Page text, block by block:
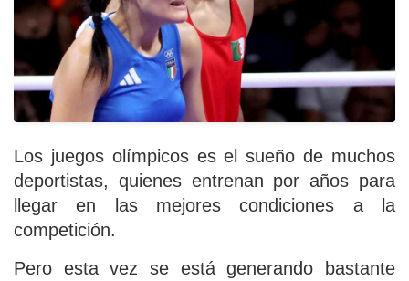
Los juegos olímpicos es el sueño de muchos
deportistas, quienes entrenan por años para
llegar en las mejores condiciones a la
competición.
Pero esta vez se está generando bastante